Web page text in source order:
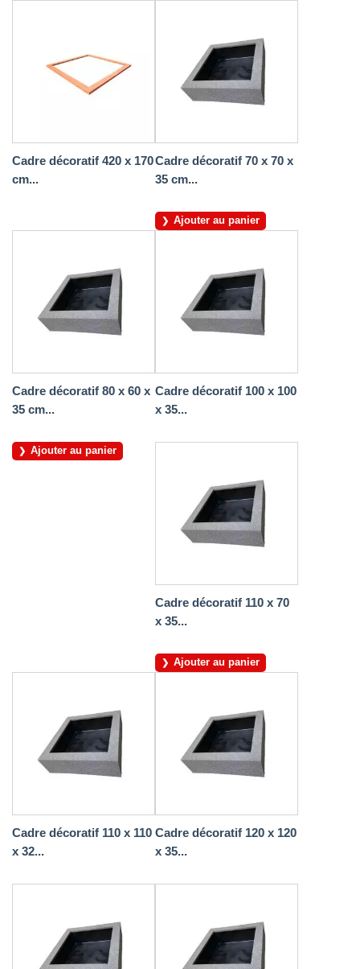
Cadre décoratif 420 x 170
cm...
Cadre décoratif 70 x 70 x
35 cm...
Ajouter au panier
Cadre décoratif 80 x 60 x
35 cm...
Ajouter au panier
Cadre décoratif 100 x 100
x 35...
Cadre décoratif 110 x 70
x 35...
Ajouter au panier
Cadre décoratif 110 x 110
x 32...
Cadre décoratif 120 x 120
x 35...